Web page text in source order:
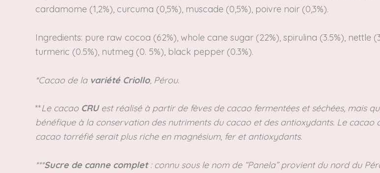
cardamome (1,2%), curcuma (0,5%), muscade (0,5%), poivre noir (0,3%).
Ingredients: pure raw cocoa (62%), whole cane sugar (22%), spirulina (3.5%), nettle
turmeric (0.5%), nutmeg (0. 5%), black pepper (0.3%).
*Cacao de la variété Criollo, Pérou.
**Le cacao CRUest réalisé à partir de fèves de cacao fermentées et séchées, mais
bénéfique à la conservation des nutriments du cacao et des antioxydants. Le
cacao torréfié serait plus riche en magnésium, fer et antioxydants.
***Sucre de canne complet: connu sous le nom de “Panela” provient du nord du